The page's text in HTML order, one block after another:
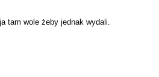
tam wole żeby jednak wydali.